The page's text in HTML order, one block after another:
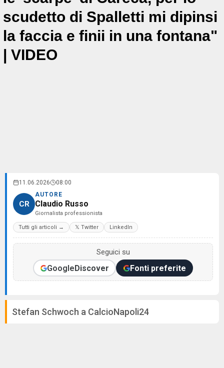
scudetto di Spalletti mi dipinsi
la faccia e finii in una fontana"
| VIDEO
11.06.2026 08:00
CR
AUTORE
Claudio Russo
Giornalista professionista
Tutti gli articoli → 𝕏 Twitter LinkedIn
Seguici su
GoogleDiscover Fonti preferite
Stefan Schwoch a CalcioNapoli24